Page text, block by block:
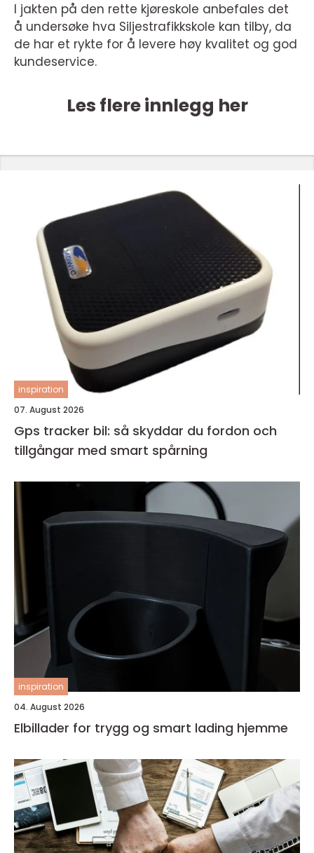
I jakten på den rette kjøreskole anbefales det
å undersøke hva Siljestrafikkskole kan tilby, da
de har et rykte for å levere høy kvalitet og god
kundeservice.
Les flere innlegg her
inspiration
07. August 2026
Gps tracker bil: så skyddar du fordon och
tillgångar med smart spårning
inspiration
04. August 2026
Elbillader for trygg og smart lading hjemme